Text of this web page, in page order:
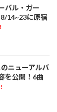
バル・ガー
14~23に原宿
ニューアルバ
を公開！6曲